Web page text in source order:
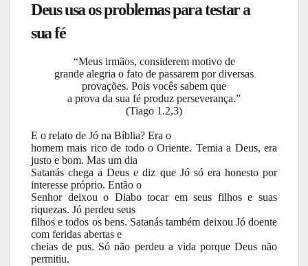
Deus usa os problemas para testar a
sua fé
“Meus irmãos, considerem motivo de
grande alegria o fato de passarem por diversas
provações. Pois vocês sabem que
a prova da sua fé produz perseverança.”
(Tiago 1.2,3)
E o relato de Jó na Bíblia? Era o
homem mais rico de todo o Oriente. Temia a Deus, era
justo e bom. Mas um dia
Satanás chega a Deus e diz que Jó só era honesto por
interesse próprio. Então o
Senhor deixou o Diabo tocar em seus filhos e suas
riquezas. Jó perdeu seus
filhos e todos os bens. Satanás também deixou Jó doente
com feridas abertas e
cheias de pus. Só não perdeu a vida porque Deus não
permitiu.